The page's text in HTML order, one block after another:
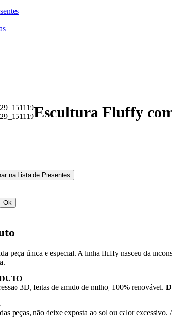
Escultura Fluffy
na Lista de Presentes
Ok
peça única e especial. A linha fluffy nasceu da
3D, feitas de amido de milho, 100% renovável.
peças, não deixe exposta ao sol ou calor